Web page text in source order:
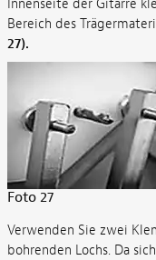
Innenseite der Gitarre
Bereich des
27).
Foto 27
Verwenden Sie zwei
bohrenden Lochs. Da